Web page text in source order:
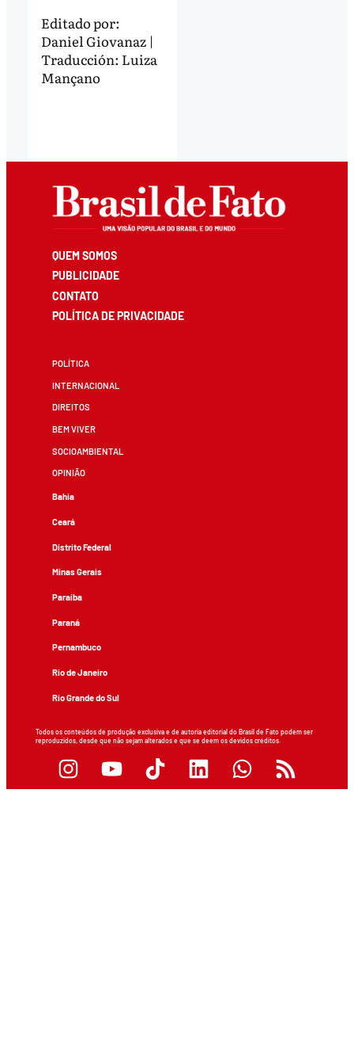
Editado por:
Daniel Giovanaz |
Traducción: Luiza
Mançano
QUEM SOMOS
PUBLICIDADE
CONTATO
POLÍTICA DE PRIVACIDADE
POLÍTICA
INTERNACIONAL
DIREITOS
BEM VIVER
SOCIOAMBIENTAL
OPINIÃO
Bahia
Ceará
Distrito Federal
Minas Gerais
Paraíba
Paraná
Pernambuco
Rio de Janeiro
Rio Grande do Sul
Todos os conteúdos de produção exclusiva e de autoria editorial do Brasil de Fato podem ser
reproduzidos, desde que não sejam alterados e que se deem os devidos créditos.